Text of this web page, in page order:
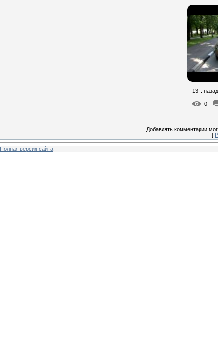
13 г. назад
0
Добавлять комментарии
[
Полная версия сайта